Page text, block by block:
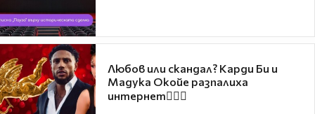
Любов или скандал? Карди Би и
Мадука Окойе разпалиха
интернет❤️‍🔥🔥